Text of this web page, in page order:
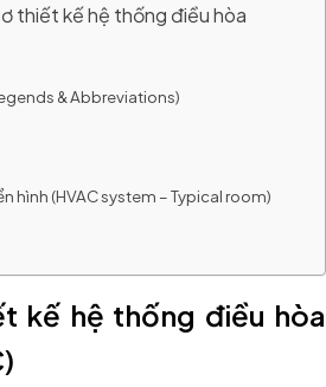
thiết kế hệ thống điều hòa
& Abbreviations)
hình (HVAC system – Typical room)
kế hệ thống điều hòa